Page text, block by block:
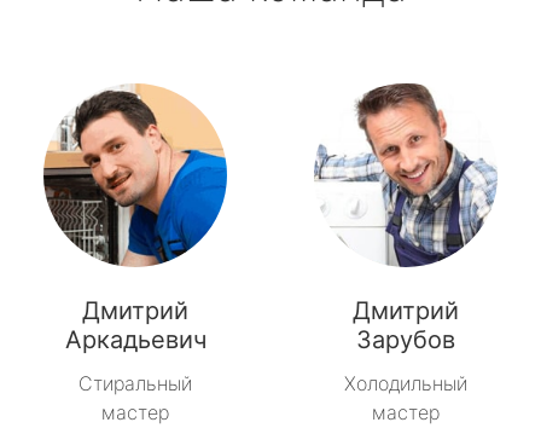
Дмитрий
Аркадьевич
Стиральный
мастер
Дмитрий
Зарубов
Холодильный
мастер